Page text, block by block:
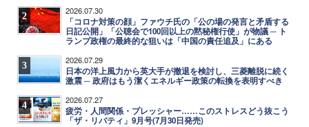
2 2026.07.30
「コロナ対策の顔」ファウチ氏の「公の場の発言と矛盾する
日記公開」「公聴会で100回以上の黙秘権行使」が物議 ─ ト
ランプ政権の最終的な狙いは「中国の責任追及」にある
3 2026.07.29
日本の洋上風力から英大手が撤退を検討し、三菱離脱に続く
激震 ─ 政府はもう潔くエネルギー政策の転換を表明すべき
4 2026.07.27
疲労・人間関係・プレッシャー……このストレスどう抜こう
「ザ・リバティ」9月号(7月30日発売)